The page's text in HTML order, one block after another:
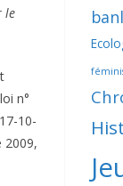
le
n°
10-
2009,